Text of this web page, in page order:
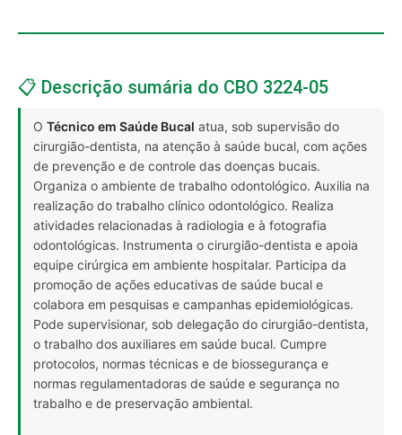
📋 Descrição sumária do CBO 3224-05
O Técnico em Saúde Bucal atua, sob supervisão do
cirurgião-dentista, na atenção à saúde bucal, com ações
de prevenção e de controle das doenças bucais.
Organiza o ambiente de trabalho odontológico. Auxilia na
realização do trabalho clínico odontológico. Realiza
atividades relacionadas à radiologia e à fotografia
odontológicas. Instrumenta o cirurgião-dentista e apoia
equipe cirúrgica em ambiente hospitalar. Participa da
promoção de ações educativas de saúde bucal e
colabora em pesquisas e campanhas epidemiológicas.
Pode supervisionar, sob delegação do cirurgião-dentista,
o trabalho dos auxiliares em saúde bucal. Cumpre
protocolos, normas técnicas e de biossegurança e
normas regulamentadoras de saúde e segurança no
trabalho e de preservação ambiental.